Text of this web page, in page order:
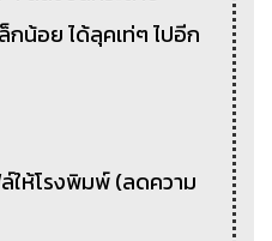
กน้อย ได้ลุคเท่ๆ ไปอีก
ให้โรงพิมพ์ (ลดความ